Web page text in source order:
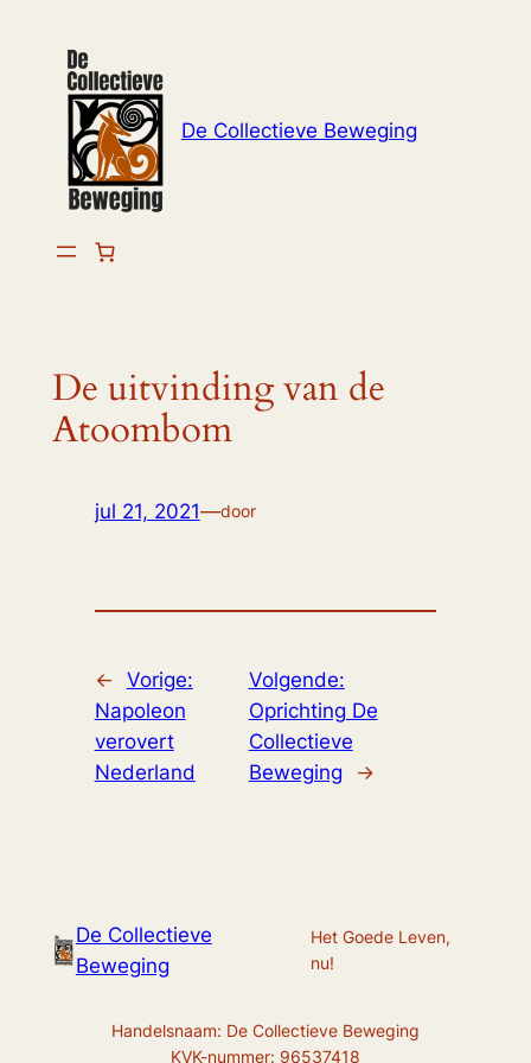
De Collectieve Beweging
De uitvinding van de
Atoombom
jul 21, 2021—door
← Vorige:
Napoleon
verovert
Nederland
Volgende:
Oprichting De
Collectieve
Beweging
→
De Collectieve
Beweging
Het Goede Leven,
nu!
Handelsnaam: De Collectieve Beweging
KVK-nummer: 96537418